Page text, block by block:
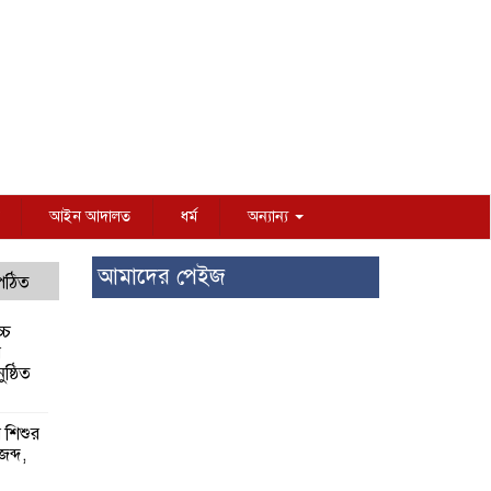
আইন আদালত ধর্ম অন্যান্য
শিশুর
আমাদের পেইজ